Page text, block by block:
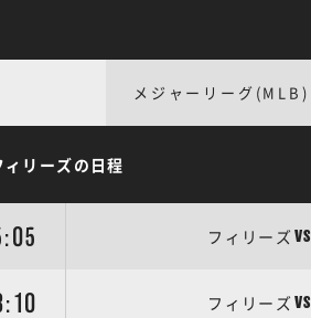
メジャーリーグ(MLB)
リーズの日程
フィリーズ VS
フィリーズ VS